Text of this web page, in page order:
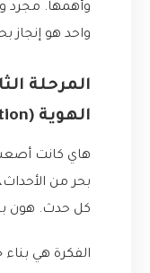
وأهمها. مجرد
واحد هو إنجاز
المرحلة
الهوية (Identity Resolution)
هاي كانت أصعب
بحر من
كل حدث. هون
الفكرة هي